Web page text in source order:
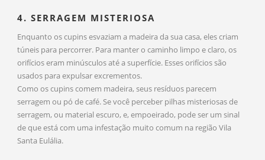
4. SERRAGEM MISTERIOSA
Enquanto os cupins esvaziam a madeira da sua casa, eles criam
túneis para percorrer. Para manter o caminho limpo e claro, os
orifícios eram minúsculos até a superfície. Esses orifícios são
usados para expulsar excrementos.
Como os cupins comem madeira, seus resíduos parecem
serragem ou pó de café. Se você perceber pilhas misteriosas de
serragem, ou material escuro, e, empoeirado, pode ser um sinal
de que está com uma infestação muito comum na região Vila
Santa Eulália.